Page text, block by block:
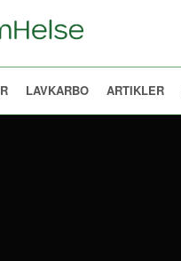
LAVKARBO ARTIKLER